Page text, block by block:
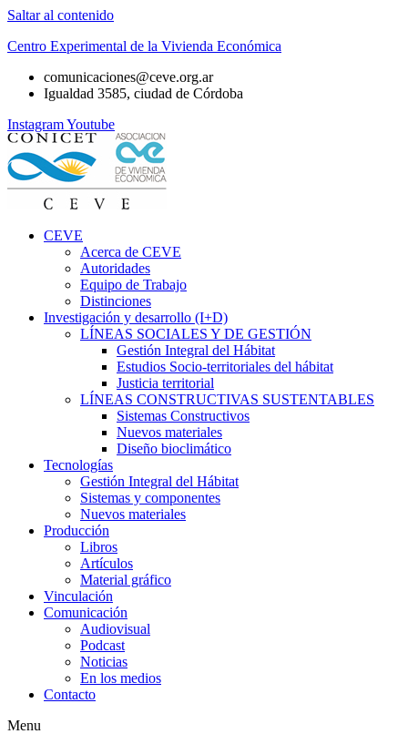
Saltar al contenido
Centro Experimental de la Vivienda Económica
comunicaciones@ceve.org.ar
Igualdad 3585, ciudad de Córdoba
InstagramYoutube
CEVE
Acerca de CEVE
Autoridades
Equipo de Trabajo
Distinciones
Investigación y desarrollo (I+D)
LÍNEAS SOCIALES Y DE GESTIÓN
Gestión Integral del Hábitat
Estudios Socio-territoriales del hábitat
Justicia territorial
LÍNEAS CONSTRUCTIVAS SUSTENTABLES
Sistemas Constructivos
Nuevos materiales
Diseño bioclimático
Tecnologías
Gestión Integral del Hábitat
Sistemas y componentes
Nuevos materiales
Producción
Libros
Artículos
Material gráfico
Vinculación
Comunicación
Audiovisual
Podcast
Noticias
En los medios
Contacto
Menu